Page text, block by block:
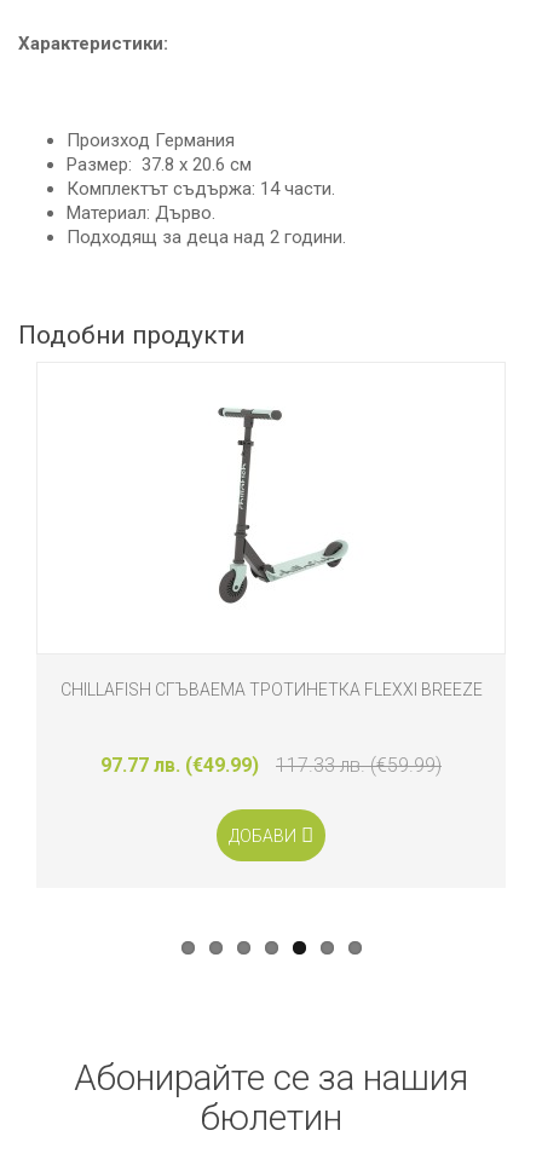
Характеристики:
Произход Германия
Размер: 37.8 x 20.6 см
Комплектът съдържа: 14 части.
Материал: Дърво.
Подходящ за деца над 2 години.
Подобни продукти
CHILLAFISH СГЪВАЕМА ТРОТИНЕТКА FLEXXI BREEZE
97.77 лв. (€49.99) 117.33 лв. (€59.99)
ДОБАВИ
Абонирайте се за нашия
бюлетин